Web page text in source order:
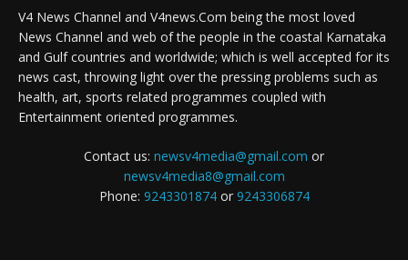
V4 News Channel and V4news.Com being the most loved
News Channel and web of the people in the coastal Karnataka
and Gulf countries and worldwide; which is well accepted for its
news cast, throwing light over the pressing problems such as
health, art, sports related programmes coupled with
Entertainment oriented programmes.
Contact us: newsv4media@gmail.com or
newsv4media8@gmail.com
Phone: 9243301874or 9243306874